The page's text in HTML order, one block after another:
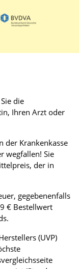
die
Ihren Arzt oder
der Krankenkasse
wegfallen! Sie
der in
gegebenenfalls
€ Bestellwert
(UVP)